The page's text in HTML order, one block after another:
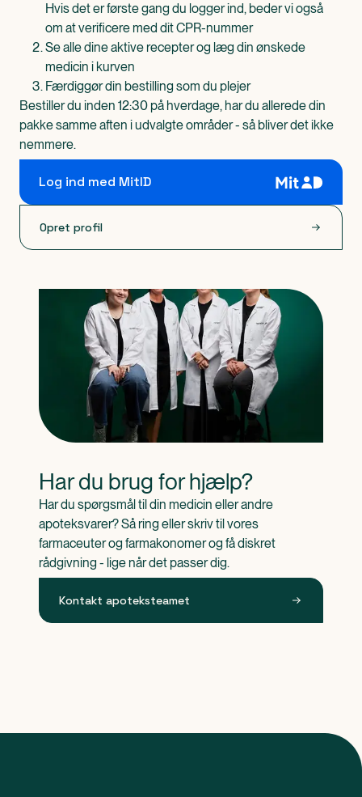
Hvis det er første gang du logger ind, beder vi også
om at verificere med dit CPR-nummer
Se alle dine aktive recepter og læg din ønskede
medicin i kurven
Færdiggør din bestilling som du plejer
Bestiller du inden 12:30 på hverdage, har du allerede din
pakke samme aften i udvalgte områder - så bliver det ikke
nemmere.
Log ind med MitID
Opret profil
Har du brug for hjælp?
Har du spørgsmål til din medicin eller andre
apoteksvarer? Så ring eller skriv til vores
farmaceuter og farmakonomer og få diskret
rådgivning - lige når det passer dig.
Kontakt apoteksteamet